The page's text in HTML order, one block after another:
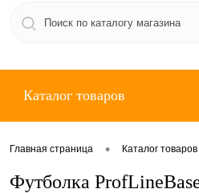
Каталог товаров
Главная страница • Каталог товаров
Футболка